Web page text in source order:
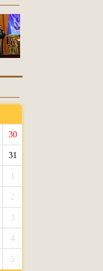
30
31
2
3
4
5